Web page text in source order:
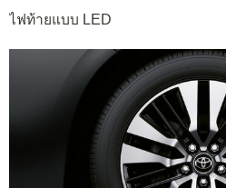
ไฟท้ายแบบ LED